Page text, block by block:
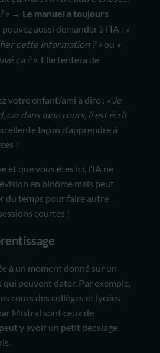
» → Le manuel a toujours
pouvez aussi demander à l’IA : «
cette information ? »ou «
ça ? ». Elle tentera de
votre enfant/ami à dire : « Je
car dans mon cours, il est écrit
façon d’apprendre à
!
et que vous êtes ici, l’IA ne
en binôme mais peut
du temps pour faire autre
courtes !
à un moment donné sur un
qui peuvent dater. Par exemple,
cours des collèges et lycées
Mistral sont ceux de
y avoir un petit décalage